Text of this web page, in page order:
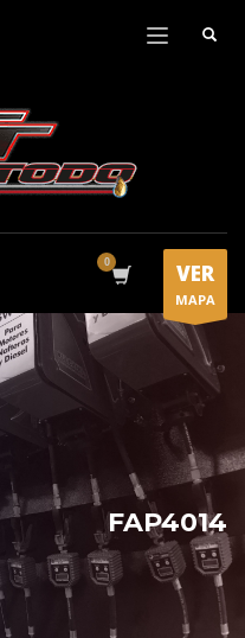
VER
MAPA
FAP4014